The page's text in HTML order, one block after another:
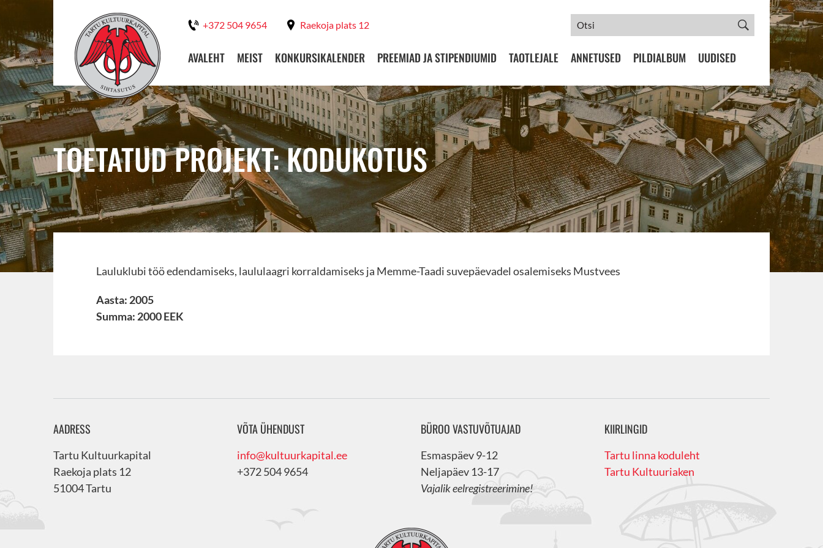
+372 504 9654 Raekoja plats 12
AVALEHT MEIST KONKURSIKALENDER PREEMIAD JA STIPENDIUMID TAOTLEJALE ANNETUSED PILDIALBUM UUDISED
TOETATUD PROJEKT: KODUKOTUS
Lauluklubi töö edendamiseks, laululaagri korraldamiseks ja Memme-Taadi suvepäevadel osalemiseks Mustvees
Aasta: 2005
Summa: 2000 EEK
AADRESS
Tartu Kultuurkapital
Raekoja plats 12
51004 Tartu
VÕTA ÜHENDUST
info@kultuurkapital.ee
+372 504 9654
BÜROO VASTUVÕTUAJAD
Esmaspäev 9-12
Neljapäev 13-17
Vajalik eelregistreerimine!
KIIRLINGID
Tartu linna koduleht
Tartu Kultuuriaken